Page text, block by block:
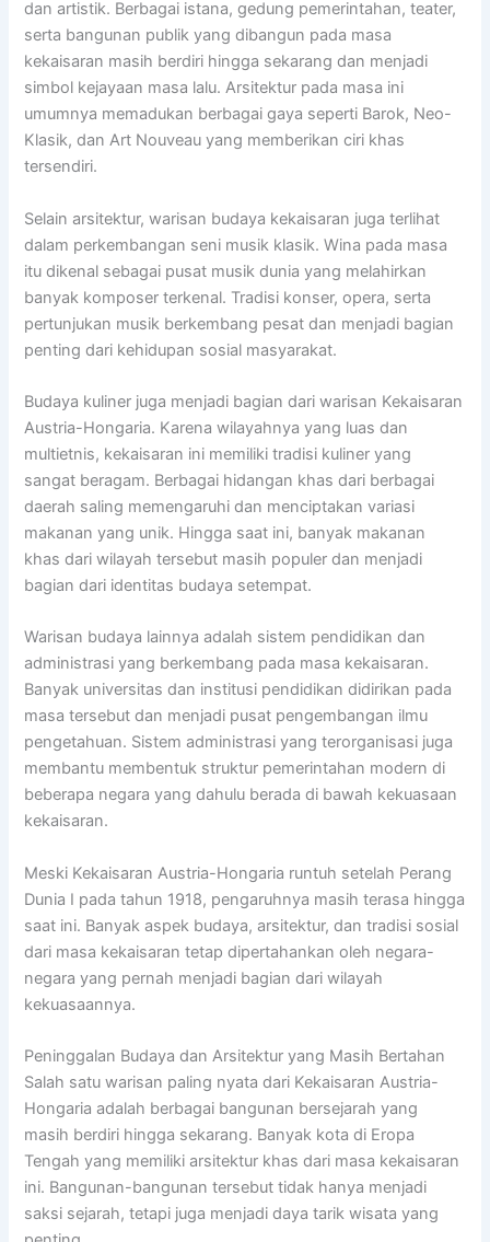
dan artistik. Berbagai istana, gedung pemerintahan, teater,
serta bangunan publik yang dibangun pada masa
kekaisaran masih berdiri hingga sekarang dan menjadi
simbol kejayaan masa lalu. Arsitektur pada masa ini
umumnya memadukan berbagai gaya seperti Barok, Neo-
Klasik, dan Art Nouveau yang memberikan ciri khas
tersendiri.
Selain arsitektur, warisan budaya kekaisaran juga terlihat
dalam perkembangan seni musik klasik. Wina pada masa
itu dikenal sebagai pusat musik dunia yang melahirkan
banyak komposer terkenal. Tradisi konser, opera, serta
pertunjukan musik berkembang pesat dan menjadi bagian
penting dari kehidupan sosial masyarakat.
Budaya kuliner juga menjadi bagian dari warisan Kekaisaran
Austria-Hongaria. Karena wilayahnya yang luas dan
multietnis, kekaisaran ini memiliki tradisi kuliner yang
sangat beragam. Berbagai hidangan khas dari berbagai
daerah saling memengaruhi dan menciptakan variasi
makanan yang unik. Hingga saat ini, banyak makanan
khas dari wilayah tersebut masih populer dan menjadi
bagian dari identitas budaya setempat.
Warisan budaya lainnya adalah sistem pendidikan dan
administrasi yang berkembang pada masa kekaisaran.
Banyak universitas dan institusi pendidikan didirikan pada
masa tersebut dan menjadi pusat pengembangan ilmu
pengetahuan. Sistem administrasi yang terorganisasi juga
membantu membentuk struktur pemerintahan modern di
beberapa negara yang dahulu berada di bawah kekuasaan
kekaisaran.
Meski Kekaisaran Austria-Hongaria runtuh setelah Perang
Dunia I pada tahun 1918, pengaruhnya masih terasa hingga
saat ini. Banyak aspek budaya, arsitektur, dan tradisi sosial
dari masa kekaisaran tetap dipertahankan oleh negara-
negara yang pernah menjadi bagian dari wilayah
kekuasaannya.
Peninggalan Budaya dan Arsitektur yang Masih Bertahan
Salah satu warisan paling nyata dari Kekaisaran Austria-
Hongaria adalah berbagai bangunan bersejarah yang
masih berdiri hingga sekarang. Banyak kota di Eropa
Tengah yang memiliki arsitektur khas dari masa kekaisaran
ini. Bangunan-bangunan tersebut tidak hanya menjadi
saksi sejarah, tetapi juga menjadi daya tarik wisata yang